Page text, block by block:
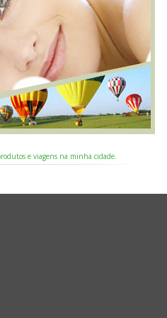
e viagens na minha cidade.